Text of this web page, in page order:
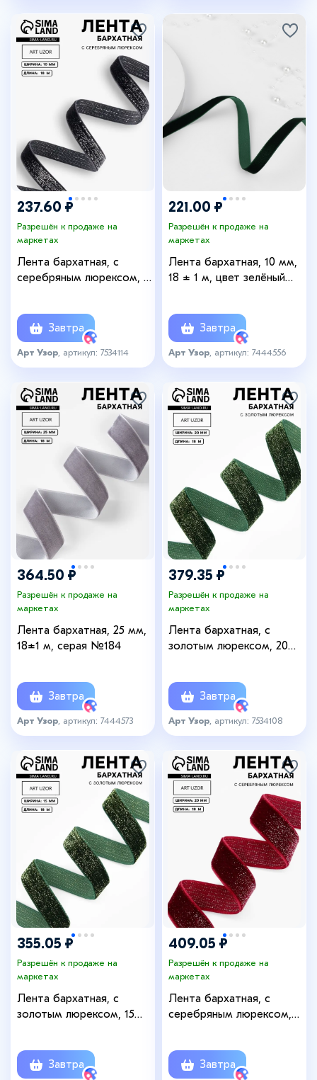
237.60 ₽
Разрешён к продаже на
маркетах
Лента бархатная, с
серебряным люрексом, 10
Завтра
Арт Узор , артикул: 7534114
221.00 ₽
Разрешён к продаже на
маркетах
Лента бархатная, 10 мм,
18 ± 1 м, цвет зелёный
Завтра
Арт Узор , артикул: 7444556
364.50 ₽
Разрешён к продаже на
маркетах
Лента бархатная, 25 мм,
18±1 м, серая №184
Завтра
Арт Узор , артикул: 7444573
379.35 ₽
Разрешён к продаже на
маркетах
Лента бархатная, с
золотым люрексом, 20
Завтра
Арт Узор , артикул: 7534108
355.05 ₽
Разрешён к продаже на
маркетах
Лента бархатная, с
золотым люрексом, 15
Завтра
409.05 ₽
Разрешён к продаже на
маркетах
Лента бархатная, с
серебряным люрексом,
Завтра